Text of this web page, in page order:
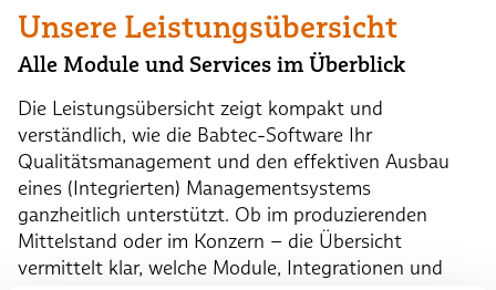
Unsere Leistungsübersicht
Alle Module und Services im Überblick
Die Leistungsübersicht zeigt kompakt und
verständlich, wie die Babtec-Software Ihr
Qualitätsmanagement und den effektiven Ausbau
eines (Integrierten) Managementsystems
ganzheitlich unterstützt. Ob im produzierenden
Mittelstand oder im Konzern – die Übersicht
vermittelt klar, welche Module, Integrationen und